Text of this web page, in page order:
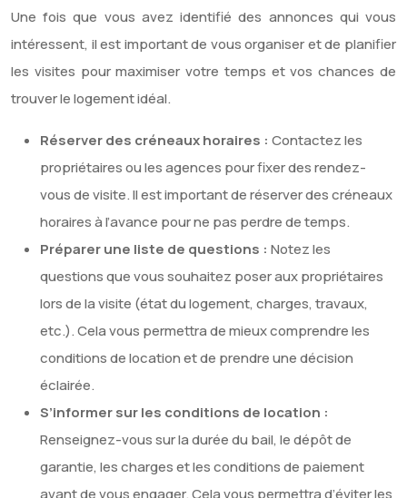
Une fois que vous avez identifié des annonces qui vous
intéressent, il est important de vous organiser et de planifier
les visites pour maximiser votre temps et vos chances de
trouver le logement idéal.
Réserver des créneaux horaires : Contactez les
propriétaires ou les agences pour fixer des rendez-
vous de visite. Il est important de réserver des créneaux
horaires à l’avance pour ne pas perdre de temps.
Préparer une liste de questions : Notez les
questions que vous souhaitez poser aux propriétaires
lors de la visite (état du logement, charges, travaux,
etc.). Cela vous permettra de mieux comprendre les
conditions de location et de prendre une décision
éclairée.
S’informer sur les conditions de location :
Renseignez-vous sur la durée du bail, le dépôt de
garantie, les charges et les conditions de paiement
avant de vous engager. Cela vous permettra d’éviter les